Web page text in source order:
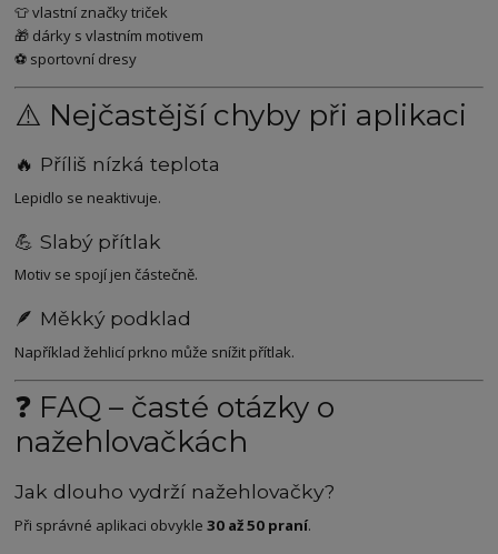
👕 vlastní značky triček
🎁 dárky s vlastním motivem
⚽ sportovní dresy
⚠️ Nejčastější chyby při aplikaci
🔥 Příliš nízká teplota
Lepidlo se neaktivuje.
💪 Slabý přítlak
Motiv se spojí jen částečně.
🪶 Měkký podklad
Například žehlicí prkno může snížit přítlak.
❓ FAQ – časté otázky o
nažehlovačkách
Jak dlouho vydrží nažehlovačky?
Při správné aplikaci obvykle30 až 50 praní.